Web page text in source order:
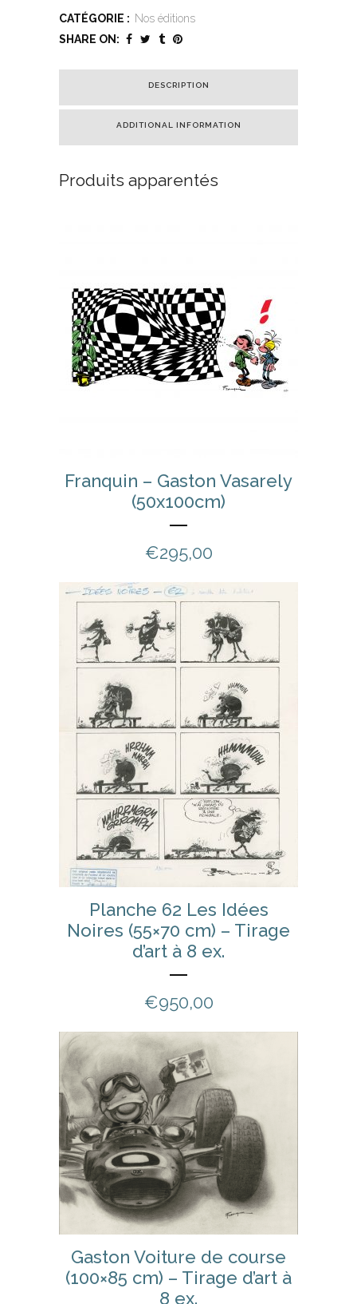
CATÉGORIE : Nos éditions
SHARE ON:
DESCRIPTION
ADDITIONAL INFORMATION
Produits apparentés
Franquin – Gaston Vasarely
(50x100cm)
€295,00
Planche 62 Les Idées
Noires (55×70 cm) – Tirage
d’art à 8 ex.
€950,00
Gaston Voiture de course
(100×85 cm) – Tirage d’art à
8 ex.